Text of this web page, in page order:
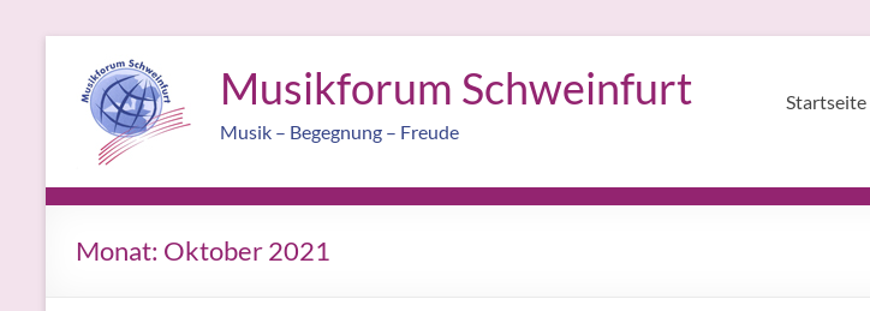
content
Musikforum Schweinfurt
Musik – Begegnung – Freude
Startseite
Monat: Oktober 2021